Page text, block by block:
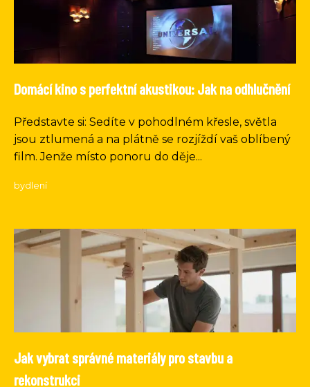
Domácí kino s perfektní akustikou: Jak na odhlučnění
Představte si: Sedíte v pohodlném křesle, světla
jsou ztlumená a na plátně se rozjíždí vaš oblíbený
film. Jenže místo ponoru do děje...
bydlení
Jak vybrat správné materiály pro stavbu a
rekonstrukci